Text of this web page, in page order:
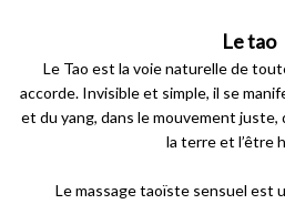
Le tao
Le Tao est la voie naturelle de
accorde. Invisible et simple, il se
et du yang, dans le mouvement juste,
la terre et l’être
Le massage taoïste sensuel est